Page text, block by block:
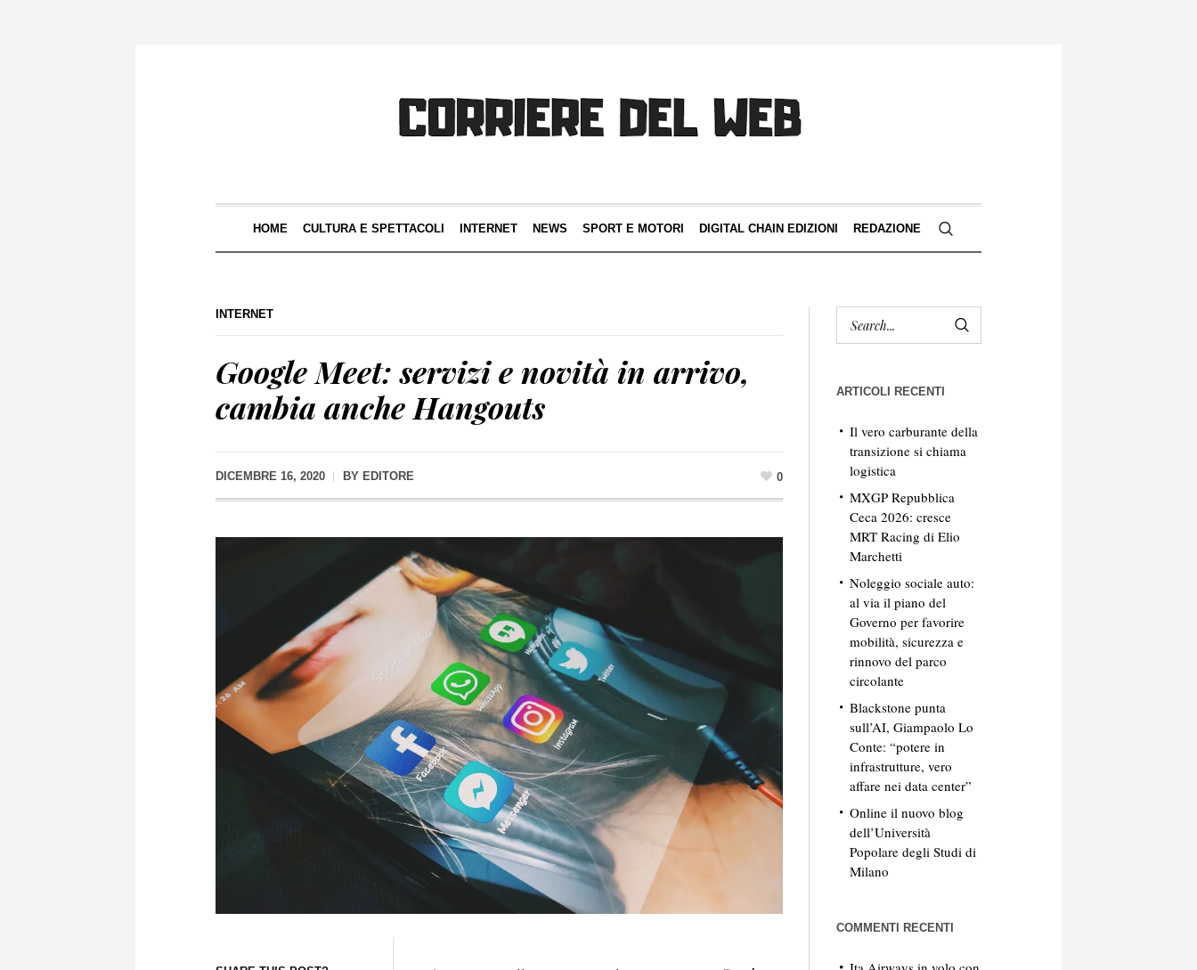
HOME CULTURA E SPETTACOLI INTERNET NEWS SPORT E MOTORI DIGITAL CHAIN EDIZIONI REDAZIONE
INTERNET
Google Meet: servizi e novità in arrivo,
cambia anche Hangouts
DICEMBRE 16, 2020 BY EDITORE 0
ARTICOLI RECENTI
Il vero carburante della
transizione si chiama
logistica
MXGP Repubblica
Ceca 2026: cresce
MRT Racing di Elio
Marchetti
Noleggio sociale auto:
al via il piano del
Governo per favorire
mobilità, sicurezza e
rinnovo del parco
circolante
Blackstone punta
sull’AI, Giampaolo Lo
Conte: “potere in
infrastrutture, vero
affare nei data center”
Online il nuovo blog
dell’Università
Popolare degli Studi di
Milano
COMMENTI RECENTI